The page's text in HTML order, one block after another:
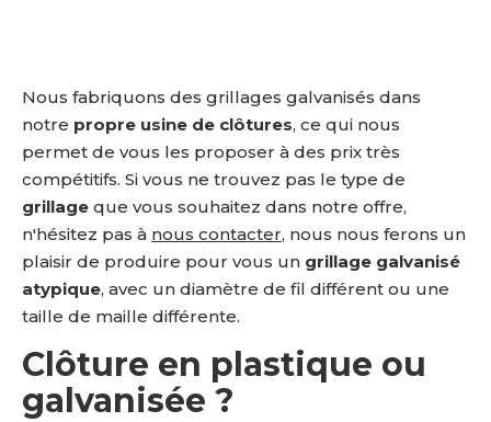
Nous fabriquons des grillages galvanisés dans
notre propre usine de clôtures, ce qui nous
permet de vous les proposer à des prix très
compétitifs. Si vous ne trouvez pas le type de
grillage que vous souhaitez dans notre offre,
n'hésitez pas à nous contacter, nous nous ferons un
plaisir de produire pour vous un grillage galvanisé
atypique, avec un diamètre de fil différent ou une
taille de maille différente.
Clôture en plastique ou
galvanisée ?